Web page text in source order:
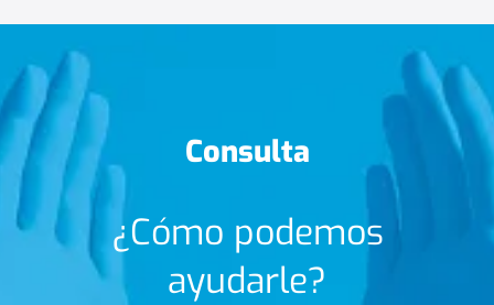
Consulta
¿Cómo podemos
ayudarle?